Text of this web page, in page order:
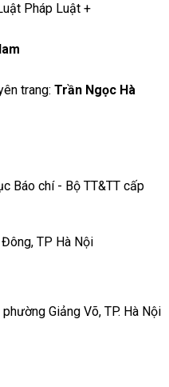
Pháp Luật +
trang: Trần Ngọc Hà
Báo chí - Bộ TT&TT cấp
TP Hà Nội
Giảng Võ, TP. Hà Nội